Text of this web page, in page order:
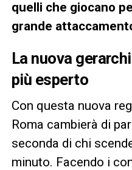
quelli che giocano
grande
La nuova
più esperto
Con questa nuova
Roma cambierà di
seconda di chi
minuto. Facendo i